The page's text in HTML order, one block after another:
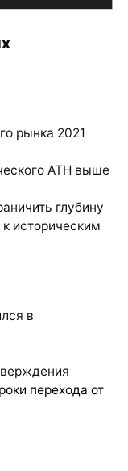
рынка 2021
ATH выше
глубину
историческим
в
перехода от